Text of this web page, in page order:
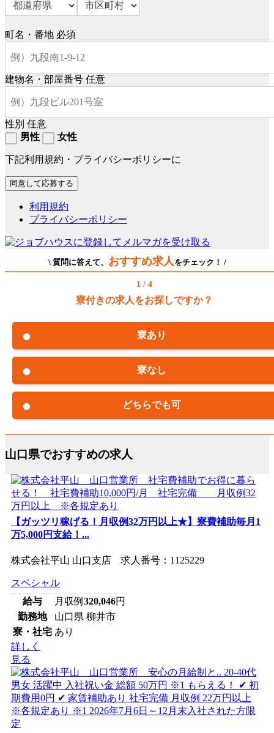
町名・番地 必須
建物名・部屋番号 任意
性別 任意
男性
女性
下記利用規約・プライバシーポリシーに
利用規約
プライバシーポリシー
\ 質問に答えて、 おすすめ求人をチェック！ /
1 / 4
寮付きの求人をお探しですか？
寮あり
寮なし
どちらでも可
山口県でおすすめの求人
【ガッツリ稼げる！月収例32万円以上★】寮費補助毎月1
万5,000円支給！...
株式会社平山 山口支店 求人番号：1125229
スペシャル
給与
月収例 320,046円
勤務地
山口県 柳井市
寮・社宅 あり
詳しく
見る